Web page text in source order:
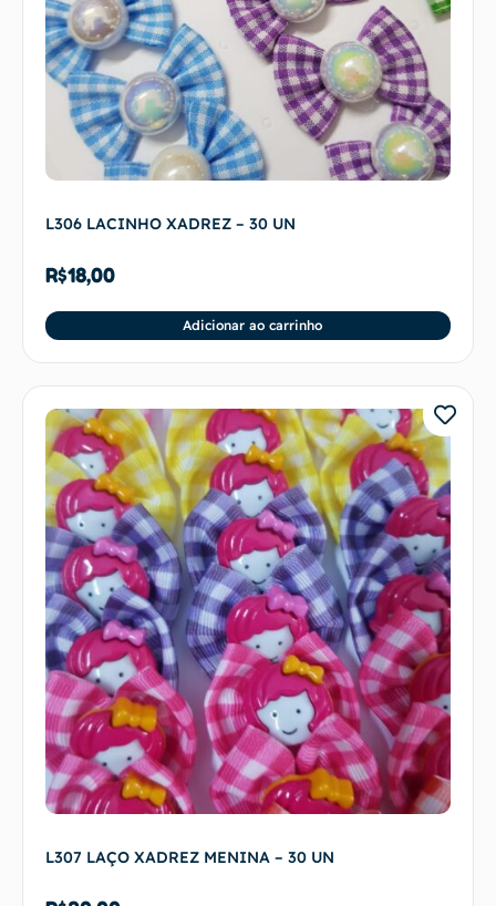
L306 LACINHO XADREZ – 30 UN
R$18,00
Adicionar ao carrinho
L307 LAÇO XADREZ MENINA – 30 UN